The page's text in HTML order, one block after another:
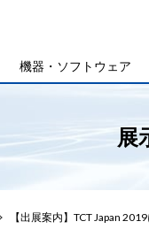
機器・ソフトウェア
展
【出展案内】TCT Japan